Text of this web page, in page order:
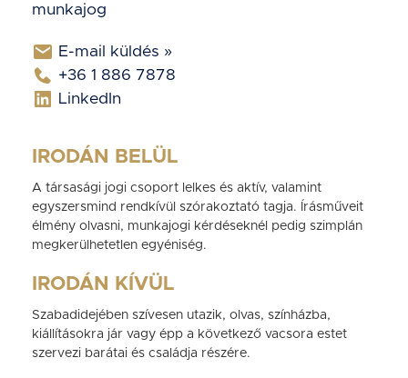
munkajog
E-mail küldés »
+36 1 886 7878
LinkedIn
IRODÁN BELÜL
A társasági jogi csoport lelkes és aktív, valamint
egyszersmind rendkívül szórakoztató tagja. Írásműveit
élmény olvasni, munkajogi kérdéseknél pedig szimplán
megkerülhetetlen egyéniség.
IRODÁN KÍVÜL
Szabadidejében szívesen utazik, olvas, színházba,
kiállításokra jár vagy épp a következő vacsora estet
szervezi barátai és családja részére.